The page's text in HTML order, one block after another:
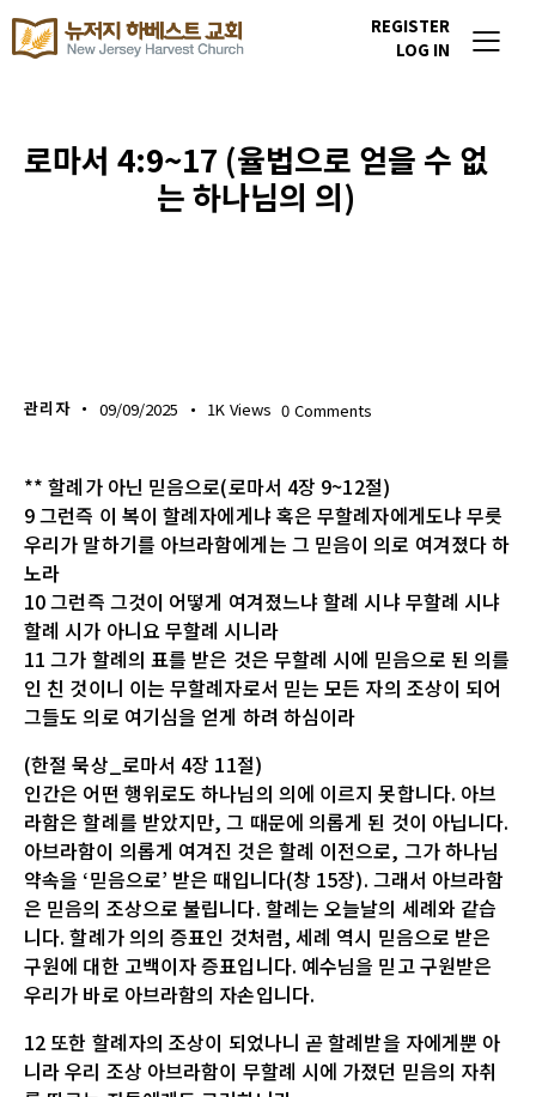
REGISTER
LOG IN
로마서 4:9~17 (율법으로 얻을 수 없
는 하나님의 의)
관리자 09/09/2025 1K Views 0 Comments
** 할례가 아닌 믿음으로(로마서 4장 9~12절)
9 그런즉 이 복이 할례자에게냐 혹은 무할례자에게도냐 무릇
우리가 말하기를 아브라함에게는 그 믿음이 의로 여겨졌다 하
노라
10 그런즉 그것이 어떻게 여겨졌느냐 할례 시냐 무할례 시냐
할례 시가 아니요 무할례 시니라
11 그가 할례의 표를 받은 것은 무할례 시에 믿음으로 된 의를
인 친 것이니 이는 무할례자로서 믿는 모든 자의 조상이 되어
그들도 의로 여기심을 얻게 하려 하심이라
(한절 묵상_로마서 4장 11절)
인간은 어떤 행위로도 하나님의 의에 이르지 못합니다. 아브
라함은 할례를 받았지만, 그 때문에 의롭게 된 것이 아닙니다.
아브라함이 의롭게 여겨진 것은 할례 이전으로, 그가 하나님
약속을 ‘믿음으로’ 받은 때입니다(창 15장). 그래서 아브라함
은 믿음의 조상으로 불립니다. 할례는 오늘날의 세례와 같습
니다. 할례가 의의 증표인 것처럼, 세례 역시 믿음으로 받은
구원에 대한 고백이자 증표입니다. 예수님을 믿고 구원받은
우리가 바로 아브라함의 자손입니다.
12 또한 할례자의 조상이 되었나니 곧 할례받을 자에게뿐 아
니라 우리 조상 아브라함이 무할례 시에 가졌던 믿음의 자취